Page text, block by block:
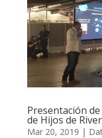
Presentación
de Hijos de
Mar 20, 2019 |